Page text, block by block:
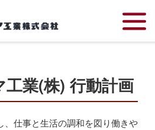
業(株) 行動計画
、仕事と生活の調和を図り働きや